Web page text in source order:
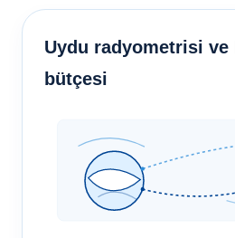
Uydu radyometrisi ve
bütçesi